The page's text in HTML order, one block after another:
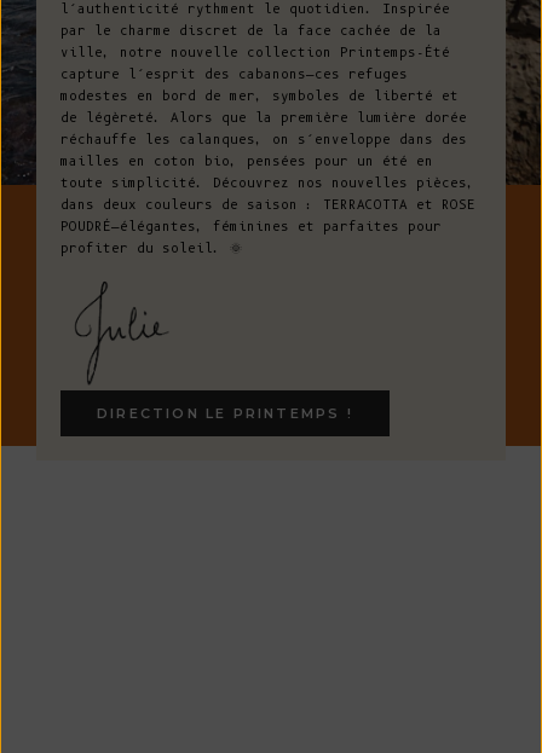
l’authenticité rythment le quotidien. Inspirée
par le charme discret de la face cachée de la
ville, notre nouvelle collection Printemps-Été
capture l’esprit des cabanons—ces refuges
modestes en bord de mer, symboles de liberté et
de légèreté. Alors que la première lumière dorée
réchauffe les calanques, on s’enveloppe dans des
mailles en coton bio, pensées pour un été en
toute simplicité. Découvrez nos nouvelles pièces,
dans deux couleurs de saison : TERRACOTTA et ROSE
POUDRÉ—élégantes, féminines et parfaites pour
profiter du soleil. 🌞
DIRECTION LE PRINTEMPS !